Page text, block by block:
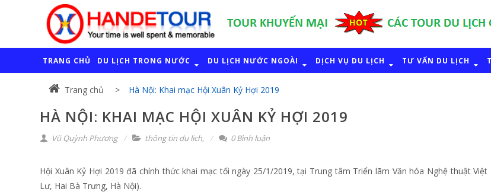
TRANG CHỦ DU LỊCH TRONG NƯỚC DU LỊCH NƯỚC NGOÀI DỊCH VỤ DU LỊCH TƯ VẤN DU LỊCH
Trang chủ Hà Nội: Khai mạc Hội Xuân Kỷ Hợi 2019
HÀ NỘI: KHAI MẠC HỘI XUÂN KỶ HỢI 2019
Vũ Quỳnh Phương thông tin du lịch, 0 Bình luận
Hội Xuân Kỷ Hợi 2019 đã chính thức khai mạc tối ngày 25/1/2019, tại Trung tâm Triển lãm Văn hóa Nghệ thuật Việt
Lư, Hai Bà Trưng, Hà Nội).